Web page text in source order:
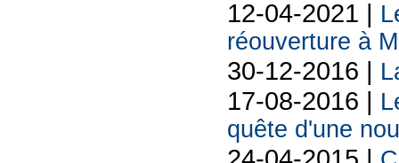
12-04-2021 |
réouverture à
30-12-2016 |
17-08-2016 |
quête d'une